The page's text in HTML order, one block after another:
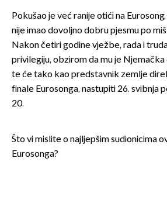
Pokušao je već ranije otići na
nije imao dovoljno dobru pjesmu po
Nakon četiri godine vježbe, rada i
privilegiju, obzirom da mu je
te će tako kao predstavnik zemlje
finale Eurosonga, nastupiti 26. svibnja
20.
Što vi mislite o najljepšim sudionicima
Eurosonga?